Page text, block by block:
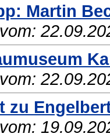
Martin
zu